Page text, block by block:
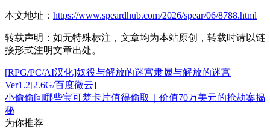
本文地址： https://www.speardhub.com/2026/spear/06/8788.html
转载声明： 如无特殊标注，文章均为本站原创，转载时请以链
接形式注明文章出处。
[RPG/PC/AI汉化]奴役与解放的迷宫隶属与解放的迷宫
Ver1.2[2.6G/百度微云]
小偷偷问哪些宝可梦卡片值得偷取｜价值70万美元的抢劫案揭
秘
为你推荐